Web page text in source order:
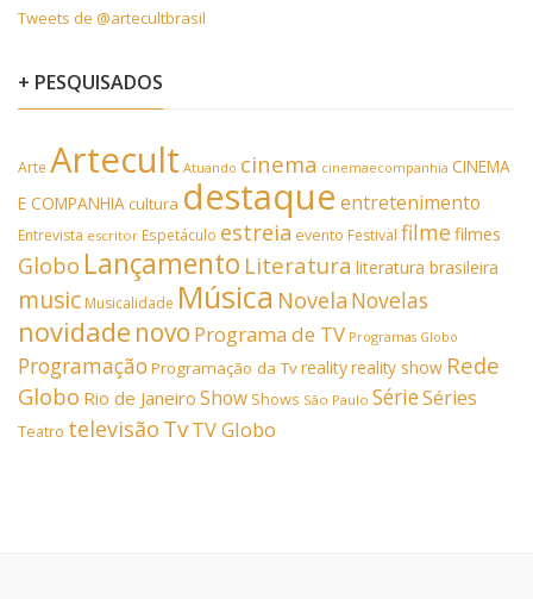
Tweets de @artecultbrasil
+ PESQUISADOS
Arte Artecult Atuando cinema cinemaecompanhia CINEMA
E COMPANHIAcultura destaque entretenimento
Entrevista escritor Espetáculo estreia evento Festival filmefilmes
Globo Lançamento Literatura literatura brasileira
music Musicalidade Música Novela Novelas
novidade novo Programa de TV Programas Globo
Programação Programação da Tvrealityreality show Rede
Globo Rio de Janeiro Show Shows São Paulo SérieSéries
Teatro televisão TvTV Globo